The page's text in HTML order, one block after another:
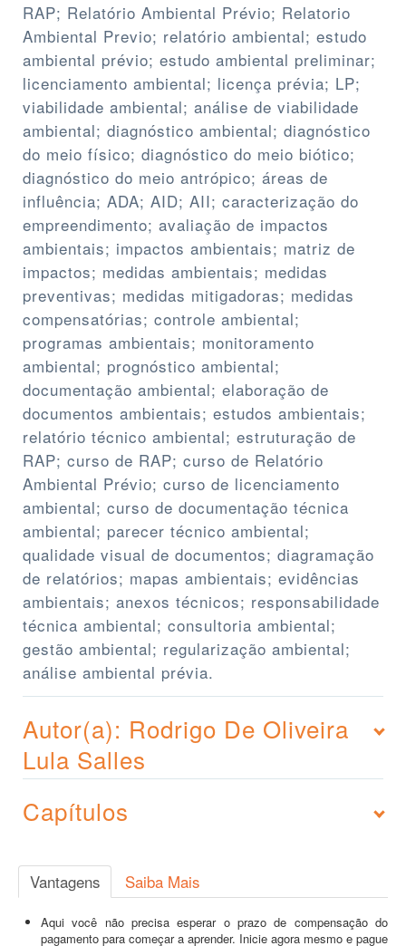
RAP; Relatório Ambiental Prévio; Relatorio
Ambiental Previo; relatório ambiental; estudo
ambiental prévio; estudo ambiental preliminar;
licenciamento ambiental; licença prévia; LP;
viabilidade ambiental; análise de viabilidade
ambiental; diagnóstico ambiental; diagnóstico
do meio físico; diagnóstico do meio biótico;
diagnóstico do meio antrópico; áreas de
influência; ADA; AID; AII; caracterização do
empreendimento; avaliação de impactos
ambientais; impactos ambientais; matriz de
impactos; medidas ambientais; medidas
preventivas; medidas mitigadoras; medidas
compensatórias; controle ambiental;
programas ambientais; monitoramento
ambiental; prognóstico ambiental;
documentação ambiental; elaboração de
documentos ambientais; estudos ambientais;
relatório técnico ambiental; estruturação de
RAP; curso de RAP; curso de Relatório
Ambiental Prévio; curso de licenciamento
ambiental; curso de documentação técnica
ambiental; parecer técnico ambiental;
qualidade visual de documentos; diagramação
de relatórios; mapas ambientais; evidências
ambientais; anexos técnicos; responsabilidade
técnica ambiental; consultoria ambiental;
gestão ambiental; regularização ambiental;
análise ambiental prévia.
Autor(a): Rodrigo De Oliveira
Lula Salles
Capítulos
Vantagens Saiba Mais
Aqui você não precisa esperar o prazo de compensação do
pagamento para começar a aprender. Inicie agora mesmo e pague